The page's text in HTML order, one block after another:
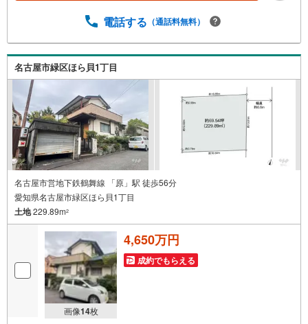
ています。事前にご予約頂きましたら営業時間外でのご内
ある方へ/不動産業者間で不動産情報が共有されているの
で、名古屋市全域や、その他隣接エリアでもご内覧が可能
です！ 【御器所営業所】○地下鉄桜通線、鶴舞線「御器
所」駅徒歩1分○お子様が遊べるキッズスペースあり○定休
日ございません
電話する （通話料無料）
名古屋市緑区ほら貝1丁目
名古屋市営地下鉄鶴舞線 「原」駅 徒歩56分
愛知県名古屋市緑区ほら貝1丁目
土地229.89m2
画像14枚
4,650万円
成約でもらえる